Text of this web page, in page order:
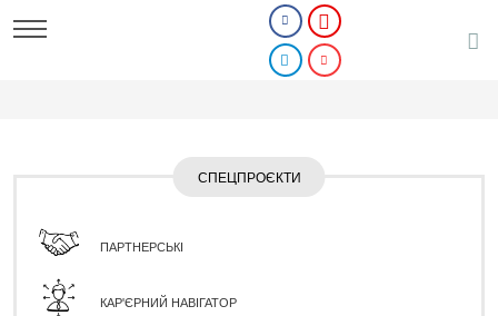
СПЕЦПРОЄКТИ
ПАРТНЕРСЬКІ
КАР'ЄРНИЙ НАВІГАТОР